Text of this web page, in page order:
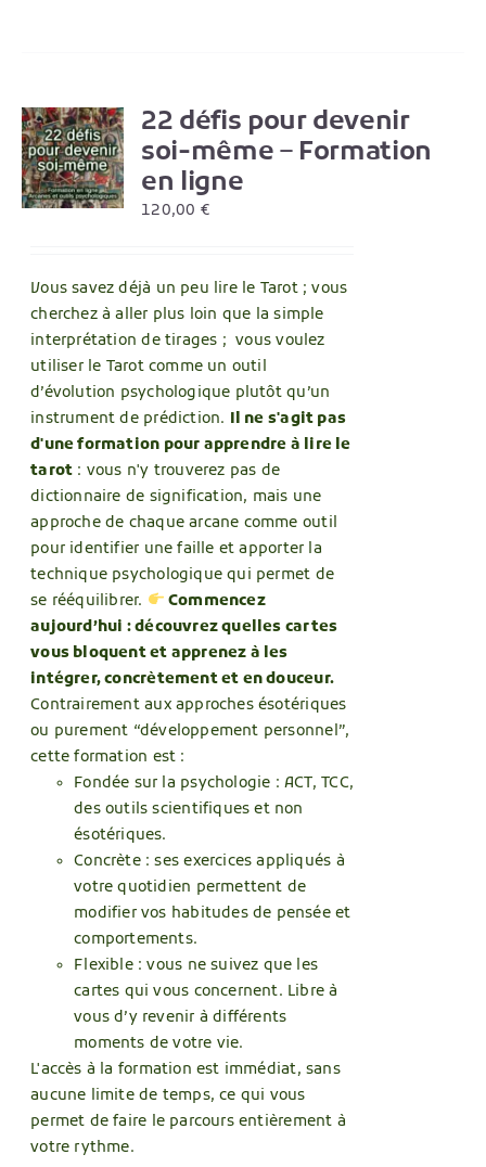
22 défis pour devenir
soi-même – Formation
en ligne
120,00 €
Vous savez déjà un peu lire le Tarot ; vous
cherchez à aller plus loin que la simple
interprétation de tirages ; vous voulez
utiliser le Tarot comme un outil
d’évolution psychologique plutôt qu’un
instrument de prédiction. Il ne s'agit pas
d'une formation pour apprendre à lire le
tarot : vous n'y trouverez pas de
dictionnaire de signification, mais une
approche de chaque arcane comme outil
pour identifier une faille et apporter la
technique psychologique qui permet de
se rééquilibrer.
Commencez
aujourd’hui : découvrez quelles cartes
vous bloquent et apprenez à les
intégrer, concrètement et en douceur.
Contrairement aux approches ésotériques
ou purement “développement personnel”,
cette formation est :
Fondée sur la psychologie : ACT, TCC,
des outils scientifiques et non
ésotériques.
Concrète : ses exercices appliqués à
votre quotidien permettent de
modifier vos habitudes de pensée et
comportements.
Flexible : vous ne suivez que les
cartes qui vous concernent. Libre à
vous d’y revenir à différents
moments de votre vie.
L'accès à la formation est immédiat, sans
aucune limite de temps, ce qui vous
permet de faire le parcours entièrement à
votre rythme.